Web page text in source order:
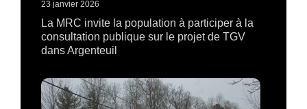
23 janvier 2026
La MRC invite la population à participer à la
consultation publique sur le projet de TGV
dans Argenteuil